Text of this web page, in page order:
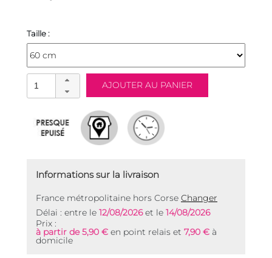
Taille :
Informations sur la livraison
France métropolitaine hors Corse Changer
Délai : entre le 12/08/2026et le 14/08/2026
Prix :
à partir de 5,90 € en point relais et 7,90 € à
domicile